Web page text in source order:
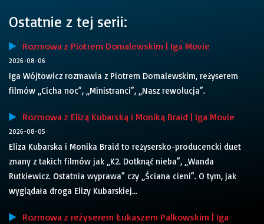
Ostatnie z tej serii:
Rozmowa z Piotrem Domalewskim | Iga Movie
2026-08-06
Iga Wójtowicz rozmawia z Piotrem Domalewskim, reżyserem
filmów „Cicha noc”, „Ministranci”, „Nasz rewolucja”.
Rozmowa z Elizą Kubarską i Moniką Braid | Iga Movie
2026-08-05
Eliza Kubarska i Monika Braid to reżysersko-producencki duet
znany z takich filmów jak „K2. Dotknąć nieba”, „Wanda
Rutkiewicz. Ostatnia wyprawa” czy „Ściana cieni”. O tym, jak
wyglądała droga Elizy Kubarskiej...
Rozmowa z reżyserem Łukaszem Palkowskim | Iga